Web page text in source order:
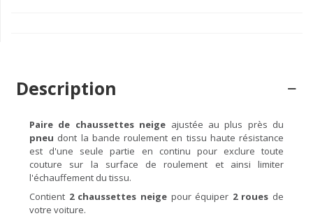
Description
Paire de chaussettes neige ajustée au plus près du
pneu dont la bande roulement en tissu haute résistance
est d'une seule partie en continu pour exclure toute
couture sur la surface de roulement et ainsi limiter
l'échauffement du tissu.
Contient 2 chaussettes neigepour équiper 2 roues de
votre voiture.